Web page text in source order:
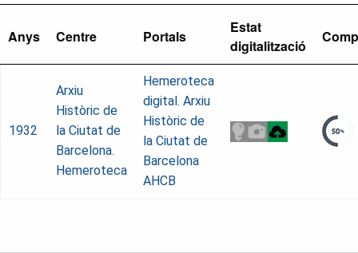
Anys Centre Portals
Estat
digitalització
1932
Arxiu
Històric de
la Ciutat de
Barcelona.
Hemeroteca
Hemeroteca
digital. Arxiu
Històric de
la Ciutat de
Barcelona
AHCB